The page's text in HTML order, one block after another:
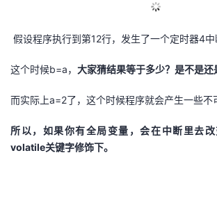
假设程序执行到第12行，发生了一个定时器4中
这个时候b=a， 大家猜结果等于多少？是不是还
而实际上a=2了，这个时候程序就会产生一些不
所以，如果你有全局变量，会在中断里去
volatile关键字修饰下。